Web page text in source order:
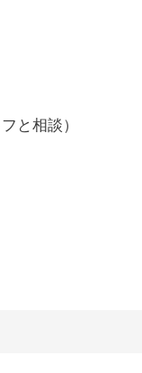
いと思いま
ておくべき注
車両状態や走
いました。ま
約前に不明点
と相談）